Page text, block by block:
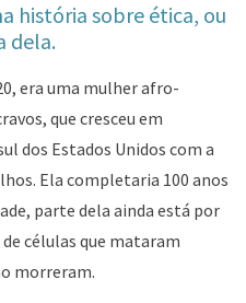
história sobre ética, ou
dela.
era uma mulher afro-
que cresceu em
dos Estados Unidos com a
Ela completaria 100 anos
parte dela ainda está por
células que mataram
morreram.